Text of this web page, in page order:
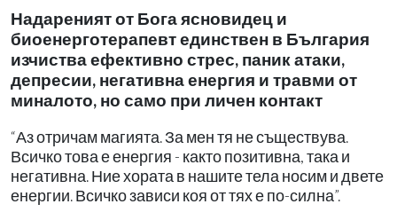
Надареният от Бога ясновидец и
биоенерготерапевт единствен в България
изчиства ефективно стрес, паник атаки,
депресии, негативна енергия и травми от
миналото, но само при личен контакт
“Аз отричам магията. За мен тя не съществува.
Всичко това е енергия - както позитивна, така и
негативна. Ние хората в нашите тела носим и двете
енергии. Всичко зависи коя от тях е по-силна”.